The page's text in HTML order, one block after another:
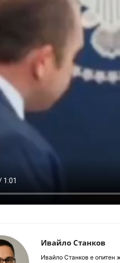
Ивайло Станков
Ивайло Станков е опитен